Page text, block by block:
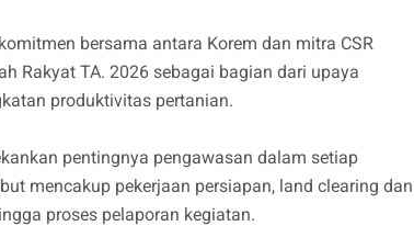
bersama antara Korem dan mitra CSR
Rakyat TA. 2026 sebagai bagian dari upaya
produktivitas pertanian.
pentingnya pengawasan dalam setiap
mencakup pekerjaan persiapan, land clearing dan
proses pelaporan kegiatan.